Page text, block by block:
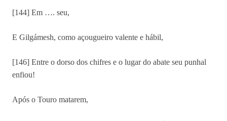
[144] Em …. seu,
E Gilgámesh, como açougueiro valente e hábil,
[146] Entre o dorso dos chifres e o lugar do abate seu punhal
enfiou!
Após o Touro matarem,